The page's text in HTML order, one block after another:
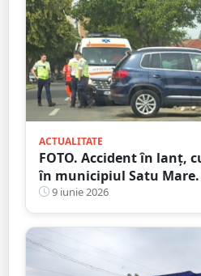
ACTUALITATE
FOTO. Accident în lanț,
în municipiul Satu
Urgență
9 iunie 2026